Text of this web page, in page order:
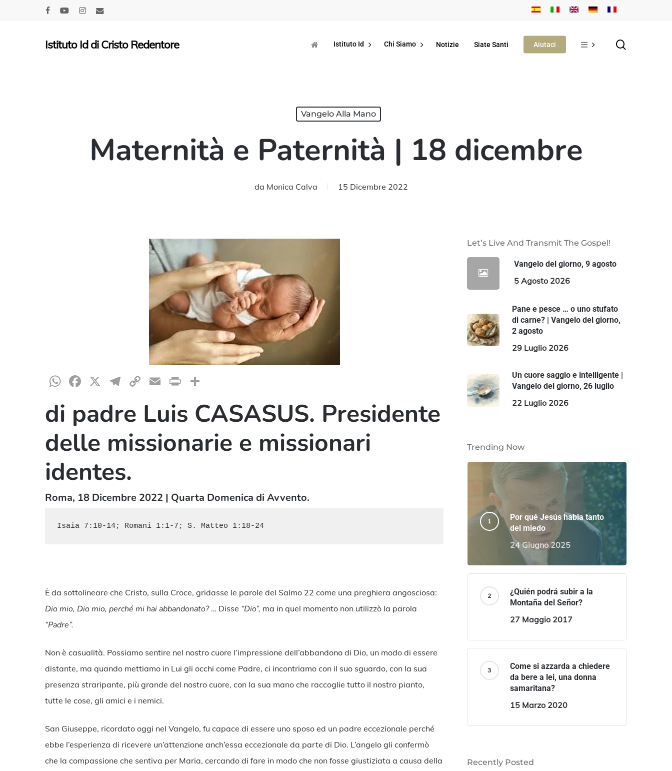
Hit enter to search or ESC to close
Istituto Id di Cristo Redentore Istituto Id Chi Siamo Notizie Siate Santi Aiutaci
Vangelo Alla Mano
Maternità e Paternità | 18 dicembre
da Monica Calva 15 Dicembre 2022
WhatsApp
Facebook
X Telegram
CopyEmailPrint
di padre Luis CASASUS. Presidente
delle missionarie e missionari
identes.
Roma, 18 Dicembre 2022 | Quarta Domenica di Avvento.
Isaia 7:10-14; Romani 1:1-7; S. Matteo 1:18-24
È da sottolineare che Cristo, sulla Croce, gridasse le parole del Salmo 22 come una preghiera angosciosa:
Dio mio, Dio mio, perché mi hai abbandonato?… Disse “Dio”, ma in quel momento non utilizzò la parola
“Padre”.
Non è casualità. Possiamo sentire nel nostro cuore l’impressione dell’abbandono di Dio, un modo di essere
distante, ma quando mettiamo in Lui gli occhi come Padre, ci incontriamo con il suo sguardo, con la sua
presenza straripante, più grande del nostro cuore, con la sua mano che raccoglie tutto il nostro pianto,
tutte le cose, gli amici e i nemici.
San Giuseppe, ricordato oggi nel Vangelo, fu capace di essere uno sposo ed un padre eccezionale perché
ebbe l’esperienza di ricevere un’attenzione anch’essa eccezionale da parte di Dio. L’angelo gli confermò
che la compassione che sentiva per Maria, cercando di fare in modo che non fosse giustiziata a causa della
Let’s Live And Transmit The Gospel!
Vangelo del giorno, 9 agosto
5 Agosto 2026
Pane e pesce … o uno stufato
di carne? | Vangelo del giorno,
2 agosto
29 Luglio 2026
Un cuore saggio e intelligente |
Vangelo del giorno, 26 luglio
22 Luglio 2026
Trending Now
Por qué Jesús habla tanto
del miedo
24 Giugno 2025
¿Quién podrá subir a la
Montaña del Señor?
27 Maggio 2017
Come si azzarda a chiedere
da bere a lei, una donna
samaritana?
15 Marzo 2020
Recently Posted